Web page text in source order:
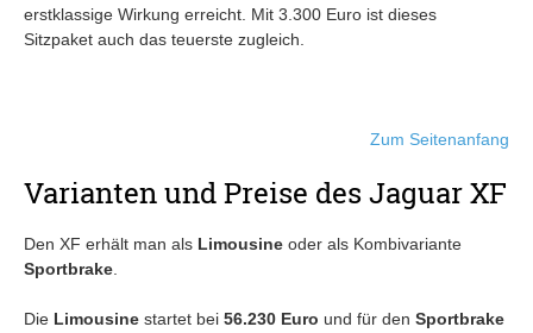
erstklassige Wirkung erreicht. Mit 3.300 Euro ist dieses
Sitzpaket auch das teuerste zugleich.
Zum Seitenanfang
Varianten und Preise des Jaguar XF
Den XF erhält man als Limousine oder als Kombivariante
Sportbrake
Die Limousine startet bei 56.230 Euro und für den Sportbrake